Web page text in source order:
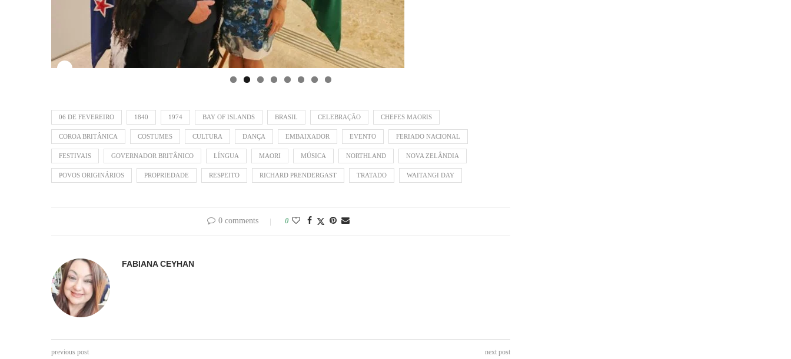
06 DE FEVEREIRO 1840 1974 BAY OF ISLANDS BRASIL CELEBRAÇÃO CHEFES MAORIS
COROA BRITÂNICA COSTUMES CULTURA DANÇA EMBAIXADOR EVENTO FERIADO NACIONAL
FESTIVAIS GOVERNADOR BRITÂNICO LÍNGUA MAORI MÚSICA NORTHLAND NOVA ZELÂNDIA
POVOS ORIGINÁRIOS PROPRIEDADE RESPEITO RICHARD PRENDERGAST TRATADO WAITANGI DAY
0 comments 0
FABIANA CEYHAN
previous post next post